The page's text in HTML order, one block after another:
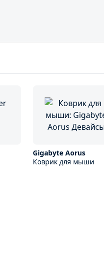
Gigabyte Aorus
Коврик для мыши